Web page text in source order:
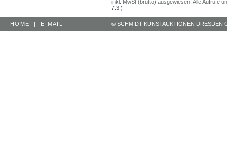
inkl. MwSt (brutto) ausgewiesen. Alle Aufrufe
7.3.)
HOME | E-MAIL © SCHMIDT KUNSTAUKTIONEN DRESDEN